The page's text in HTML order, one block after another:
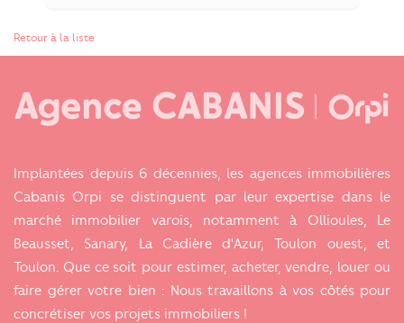
Retour à la liste
Implantées depuis 6 décennies, les agences immobilières
Cabanis Orpi se distinguent par leur expertise dans le
marché immobilier varois, notamment à Ollioules, Le
Beausset, Sanary, La Cadière d'Azur, Toulon ouest, et
Toulon. Que ce soit pour estimer, acheter, vendre, louer ou
faire gérer votre bien : Nous travaillons à vos côtés pour
concrétiser vos projets immobiliers !